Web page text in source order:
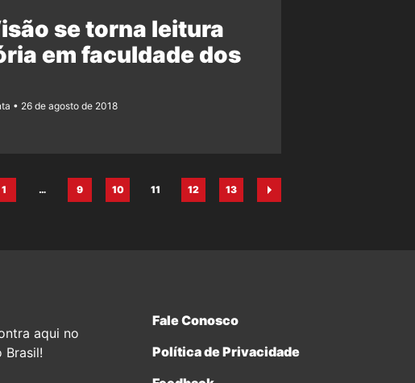
se torna leitura
em faculdade dos
26 de agosto de 2018
Página
1
…
Página
9
Página
10
Página
11
Página
12
Página
13
aqui no
Brasil!
Fale Conosco
Política de Privacidade